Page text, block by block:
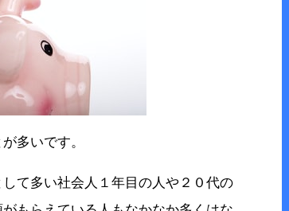
多いです。
て多い社会人１年目の人や２０代の